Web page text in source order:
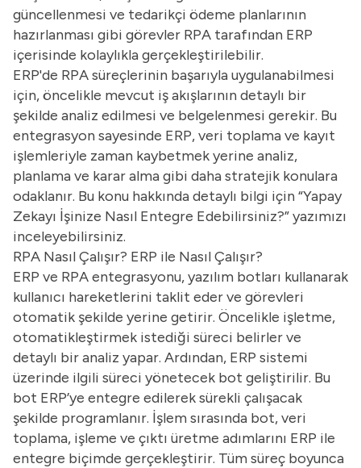
güncellenmesi ve tedarikçi ödeme planlarının
hazırlanması gibi görevler RPA tarafından ERP
içerisinde kolaylıkla gerçekleştirilebilir.
ERP'de RPA süreçlerinin başarıyla uygulanabilmesi
için, öncelikle mevcut iş akışlarının detaylı bir
şekilde analiz edilmesi ve belgelenmesi gerekir. Bu
entegrasyon sayesinde ERP, veri toplama ve kayıt
işlemleriyle zaman kaybetmek yerine analiz,
planlama ve karar alma gibi daha stratejik konulara
odaklanır. Bu konu hakkında detaylı bilgi için “Yapay
Zekayı İşinize Nasıl Entegre Edebilirsiniz?” yazımızı
inceleyebilirsiniz.
RPA Nasıl Çalışır? ERP ile Nasıl Çalışır?
ERP ve RPA entegrasyonu, yazılım botları kullanarak
kullanıcı hareketlerini taklit eder ve görevleri
otomatik şekilde yerine getirir. Öncelikle işletme,
otomatikleştirmek istediği süreci belirler ve
detaylı bir analiz yapar. Ardından, ERP sistemi
üzerinde ilgili süreci yönetecek bot geliştirilir. Bu
bot ERP’ye entegre edilerek sürekli çalışacak
şekilde programlanır. İşlem sırasında bot, veri
toplama, işleme ve çıktı üretme adımlarını ERP ile
entegre biçimde gerçekleştirir. Tüm süreç boyunca